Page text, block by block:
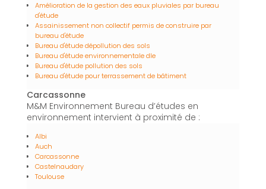
Amélioration de la gestion des eaux pluviales par bureau
d'étude
Assainissement non collectif permis de construire par
bureau d'étude
Bureau d'étude dépollution des sols
Bureau d'étude environnementale dle
Bureau d'étude pollution des sols
Bureau d'étude pour terrassement de bâtiment
Carcassonne
M&M Environnement Bureau d’études en
environnement intervient à proximité de :
Albi
Auch
Carcassonne
Castelnaudary
Toulouse